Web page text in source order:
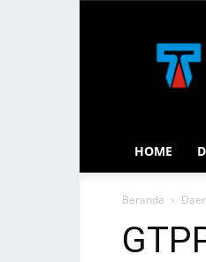
HOME
Beranda